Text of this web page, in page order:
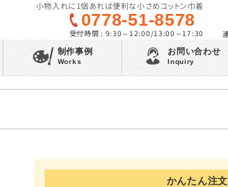
小物入れに1個あれば便利な小さめコットン巾着
0778-51-8578
受付時間 : 9:30～12:00/13:00～17:30
制作事例
Works
お問い合わせ
Inquiry
かんたん注文